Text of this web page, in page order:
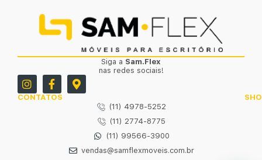
Siga a Sam.Flex
nas redes sociais!
CONTATOS
(11) 4978-5252
(11) 2774-8775
(11) 99566-3900
vendas@samflexmoveis.com.br